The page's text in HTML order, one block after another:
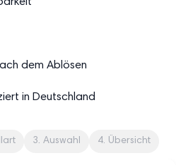
dem Ablösen
in Deutschland
3. Auswahl 4. Übersicht